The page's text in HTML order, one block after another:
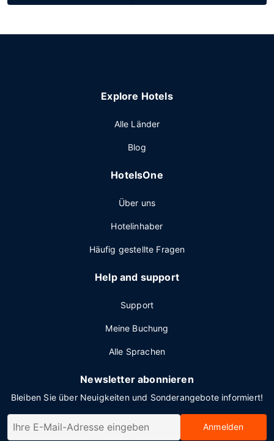
Explore Hotels
Alle Länder
Blog
HotelsOne
Über uns
Hotelinhaber
Häufig gestellte Fragen
Help and support
Support
Meine Buchung
Alle Sprachen
Newsletter abonnieren
Bleiben Sie über Neuigkeiten und Sonderangebote informiert!
Anmelden